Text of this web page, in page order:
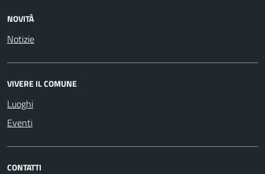
NOVITÀ
Notizie
VIVERE IL COMUNE
Luoghi
Eventi
CONTATTI